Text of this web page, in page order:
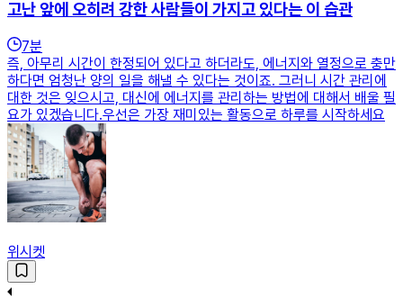
고난 앞에 오히려 강한 사람들이 가지고 있다는 이 습관
7분
즉, 아무리 시간이 한정되어 있다고 하더라도, 에너지와 열정으로 충만
하다면 엄청난 양의 일을 해낼 수 있다는 것이죠. 그러니 시간 관리에
대한 것은 잊으시고, 대신에 에너지를 관리하는 방법에 대해서 배울 필
요가 있겠습니다.우선은 가장 재미있는 활동으로 하루를 시작하세요
위시켓